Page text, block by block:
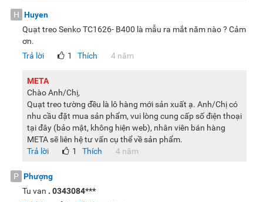
H Huyen
Quạt treo Senko TC1626- B400 là mẫu ra mắt năm nào ? Cảm
ơn.
Trả lời
Thích
1 4 năm
META
Chào Anh/Chị,
Quạt treo tường đều là lô hàng mới sản xuất ạ. Anh/Chị có
nhu cầu đặt mua sản phẩm, vui lòng cung cấp số điện thoại
tại đây (bảo mật, không hiện web), nhân viên bán hàng
META sẽ liên hệ tư vấn cụ thể về sản phẩm.
Trả lời
Thích
1 4 năm
P Phượng
Tu van . 0343084***